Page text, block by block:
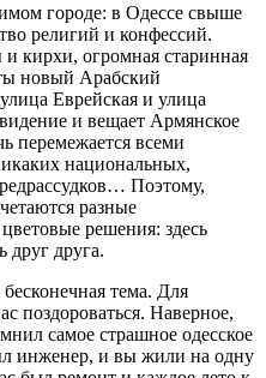
городе: в Одессе свыше
религий и конфессий.
кирхи, огромная старинная
новый Арабский
Еврейская и улица
и вещает Армянское
перемежается всеми
национальных,
Поэтому,
разные
решения: здесь
друга.
тема. Для
поздороваться. Наверное,
самое страшное одесское
инженер, и вы жили на одну